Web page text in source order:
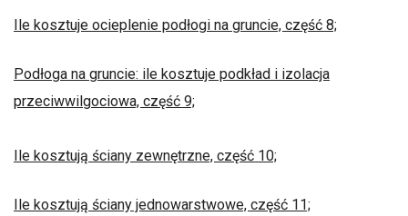
Ile kosztuje ocieplenie podłogi na gruncie, część 8;
Podłoga na gruncie: ile kosztuje podkład i izolacja
przeciwwilgociowa, część 9;
Ile kosztują ściany zewnętrzne, część 10;
Ile kosztują ściany jednowarstwowe, część 11;